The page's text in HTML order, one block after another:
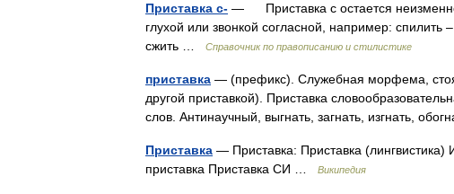
Приставка с- — Приставка с остается
глухой или звонкой согласной, например: спилить
сжить …
Справочник по правописанию и стилистике
приставка — (префикс). Служебная морфема,
другой приставкой). Приставка
слов. Антинаучный, выгнать, загнать, изгнать,
Приставка — Приставка: Приставка (лингвистика)
приставка Приставка СИ …
Википедия